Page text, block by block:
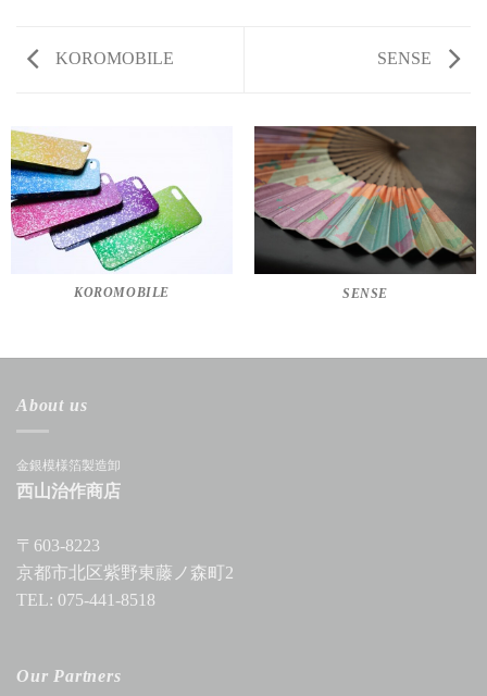
KOROMOBILE SENSE
KOROMOBILE SENSE
About us
金銀模様箔製造卸
西山治作商店
〒603-8223
京都市北区紫野東藤ノ森町2
TEL: 075-441-8518
Our Partners